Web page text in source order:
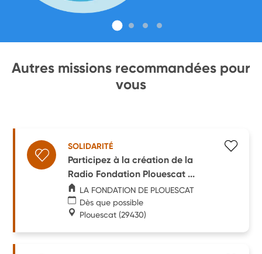
Autres missions recommandées pour
vous
SOLIDARITÉ
Participez à la création de la
Radio Fondation Plouescat ...
LA FONDATION DE PLOUESCAT
Dès que possible
Plouescat (29430)